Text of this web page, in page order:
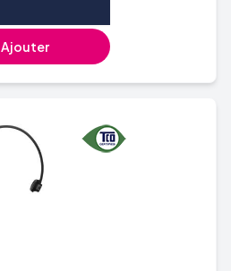
Ajouter